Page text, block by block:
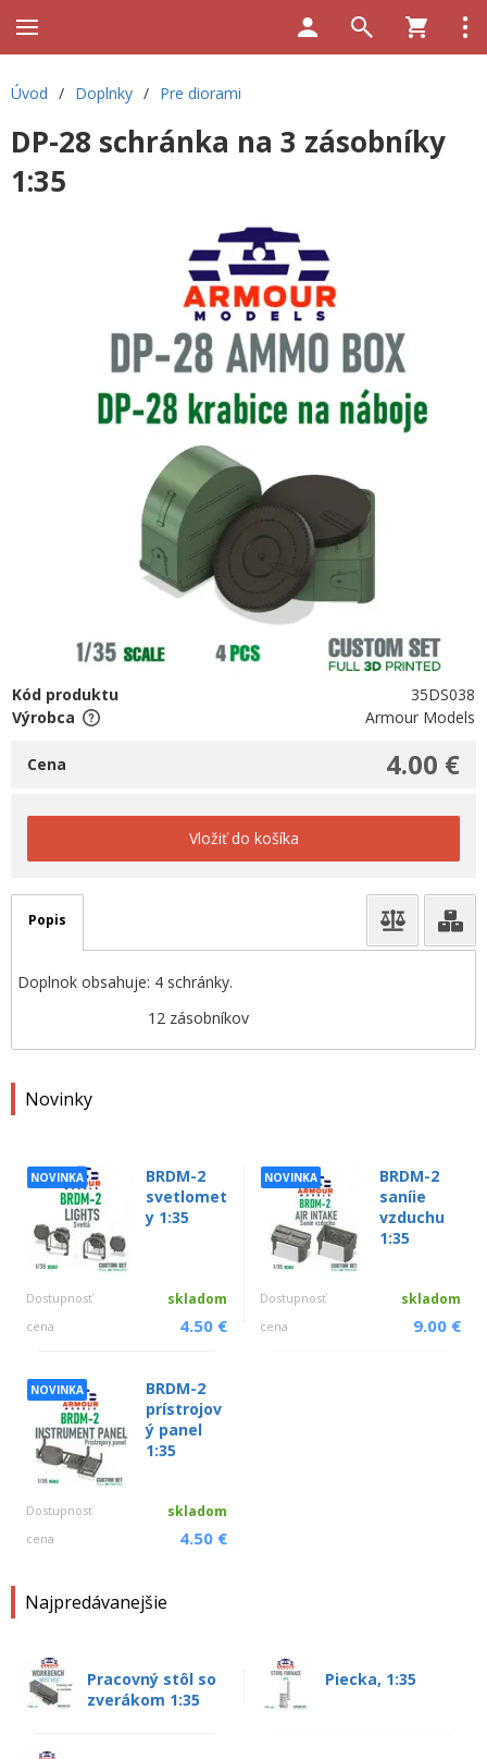
Novinky
NOVINKA
BRDM-2
svetlomet
y 1:35
Dostupnosť skladom
cena 4.50 €
NOVINKA
BRDM-2
saníie
vzduchu
1:35
Dostupnosť skladom
cena 9.00 €
NOVINKA
BRDM-2
prístrojov
ý panel
1:35
Dostupnosť skladom
cena 4.50 €
Najpredávanejšie
Pracovný stôl so
zverákom 1:35
Piecka, 1:35
Úvod / Doplnky / Pre diorami
DP-28 schránka na 3 zásobníky
1:35
Kód produktu
35DS038
Výrobca
Armour Models
4.00 €
Cena
Vložiť do košíka
Popis
Doplnok obsahuje: 4 schránky.
12 zásobníkov